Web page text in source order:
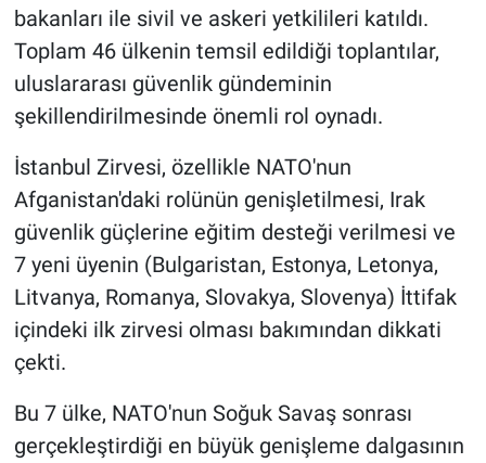
bakanları ile sivil ve askeri yetkilileri katıldı.
Toplam 46 ülkenin temsil edildiği toplantılar,
uluslararası güvenlik gündeminin
şekillendirilmesinde önemli rol oynadı.
İstanbul Zirvesi, özellikle NATO'nun
Afganistan'daki rolünün genişletilmesi, Irak
güvenlik güçlerine eğitim desteği verilmesi ve
7 yeni üyenin (Bulgaristan, Estonya, Letonya,
Litvanya, Romanya, Slovakya, Slovenya) İttifak
içindeki ilk zirvesi olması bakımından dikkati
çekti.
Bu 7 ülke, NATO'nun Soğuk Savaş sonrası
gerçekleştirdiği en büyük genişleme dalgasının